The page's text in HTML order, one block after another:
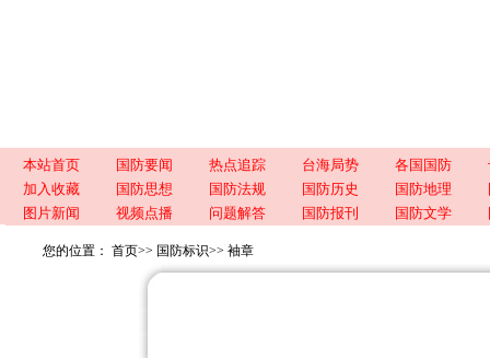
本站首页 国防要闻 热点追踪 台海局势 各国国防
加入收藏
国防思想 国防法规 国防历史 国防地理
图片新闻
视频点播 问题解答 国防报刊 国防文学
您的位置： 首页>> 国防标识>> 袖章